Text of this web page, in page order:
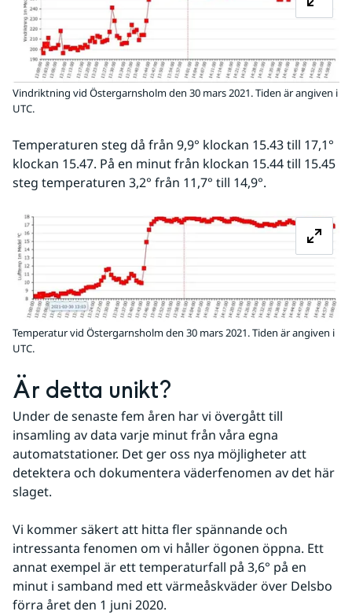
Vindriktning vid Östergarnsholm den 30 mars 2021. Tiden är angiven i
UTC.
Temperaturen steg då från 9,9° klockan 15.43 till 17,1°
klockan 15.47. På en minut från klockan 15.44 till 15.45
steg temperaturen 3,2° från 11,7° till 14,9°.
Temperatur vid Östergarnsholm den 30 mars 2021. Tiden är angiven i
UTC.
Är detta unikt?
Under de senaste fem åren har vi övergått till
insamling av data varje minut från våra egna
automatstationer. Det ger oss nya möjligheter att
detektera och dokumentera väderfenomen av det här
slaget.
Vi kommer säkert att hitta fler spännande och
intressanta fenomen om vi håller ögonen öppna. Ett
annat exempel är ett temperaturfall på 3,6° på en
minut i samband med ett värmeåskväder över Delsbo
förra året den 1 juni 2020.